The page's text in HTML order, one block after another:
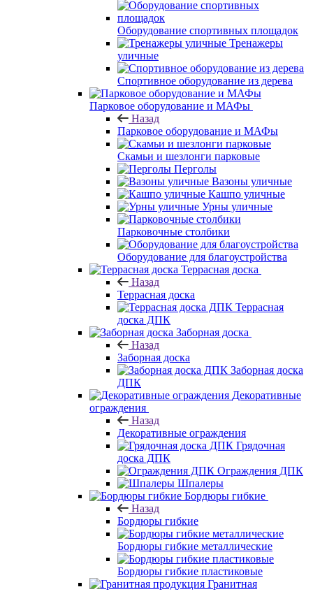
Оборудование спортивных площадок
Тренажеры
уличные
Спортивное оборудование из дерева
Парковое оборудование и МАФы
Назад
Парковое оборудование и МАФы
Скамьи и шезлонги парковые
Перголы
Вазоны уличные
Кашпо уличные
Урны уличные
Парковочные столбики
Оборудование для благоустройства
Террасная доска
Назад
Террасная доска
Террасная
доска ДПК
Заборная доска
Назад
Заборная доска
Заборная доска
ДПК
Декоративные
ограждения
Назад
Декоративные ограждения
Грядочная
доска ДПК
Ограждения ДПК
Шпалеры
Бордюры гибкие
Назад
Бордюры гибкие
Бордюры гибкие металлические
Бордюры гибкие пластиковые
Гранитная